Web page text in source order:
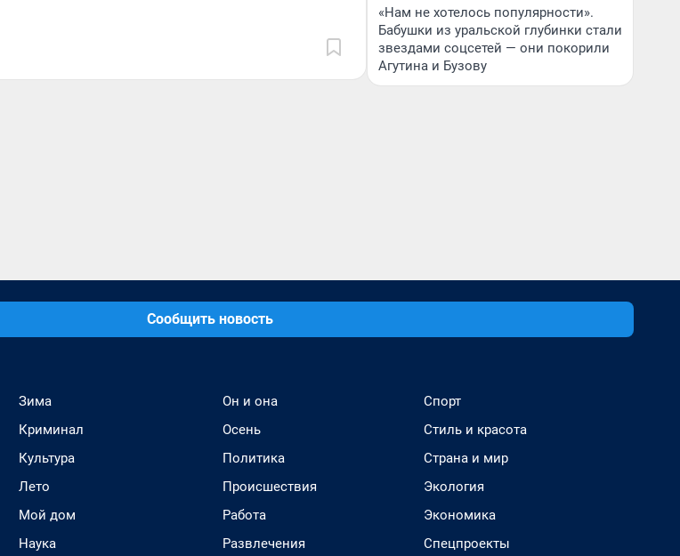
«Нам не хотелось популярности».
Бабушки из уральской глубинки стали
звездами соцсетей — они покорили
Агутина и Бузову
Сообщить новость
Зима
Криминал
Культура
Лето
Мой дом
Наука
Он и она
Осень
Политика
Происшествия
Работа
Развлечения
Спорт
Стиль и красота
Страна и мир
Экология
Экономика
Спецпроекты